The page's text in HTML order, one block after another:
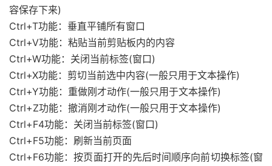
容保存下来)
Ctrl+T功能：垂直平铺所有窗口
Ctrl+V功能：粘贴当前剪贴板内的内容
Ctrl+W功能：关闭当前标签(窗口)
Ctrl+X功能：剪切当前选中内容(一般只用于文本操作)
Ctrl+Y功能：重做刚才动作(一般只用于文本操作)
Ctrl+Z功能：撤消刚才动作(一般只用于文本操作)
Ctrl+F4功能：关闭当前标签(窗口)
Ctrl+F5功能：刷新当前页面
Ctrl+F6功能：按页面打开的先后时间顺序向前切换标签(窗